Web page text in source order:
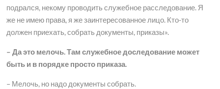
подрался, некому проводить служебное расследование. Я
же не имею права, я же заинтересованное лицо. Кто-то
должен приехать, собрать документы, приказы».
– Да это мелочь. Там служебное доследование может
быть и в порядке просто приказа.
– Мелочь, но надо документы собрать.